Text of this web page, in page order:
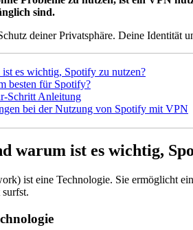
sind.
deiner Privatsphäre. Deine Identität
es wichtig, Spotify zu nutzen?
besten für Spotify?
Schritt Anleitung
bei der Nutzung von Spotify mit VPN
warum ist es wichtig,
ist eine Technologie. Sie ermöglicht